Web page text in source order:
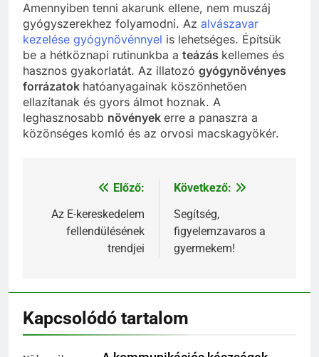
Amennyiben tenni akarunk ellene, nem muszáj
gyógyszerekhez folyamodni. Az alvászavar
kezelése gyógynövénnyel is lehetséges. Építsük
be a hétköznapi rutinunkba a teázás kellemes és
hasznos gyakorlatát. Az illatozó gyógynövényes
forrázatok hatóanyagainak köszönhetően
ellazítanak és gyors álmot hoznak. A
leghasznosabb növények erre a panaszra a
közönséges komló és az orvosi macskagyökér.
Bejegyzés
navigáció
Előző:
Az E-kereskedelem
fellendülésének
trendjei
Következő:
Segítség,
figyelemzavaros a
gyermekem!
Kapcsolódó tartalom